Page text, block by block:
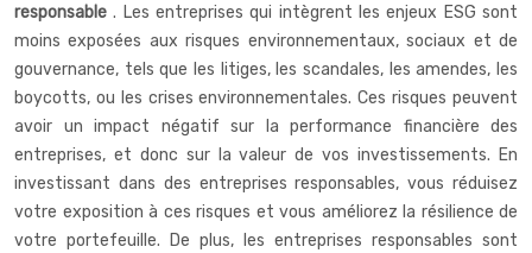
responsable. Les entreprises qui intègrent les enjeux ESG sont
moins exposées aux risques environnementaux, sociaux et de
gouvernance, tels que les litiges, les scandales, les amendes, les
boycotts, ou les crises environnementales. Ces risques peuvent
avoir un impact négatif sur la performance financière des
entreprises, et donc sur la valeur de vos investissements. En
investissant dans des entreprises responsables, vous réduisez
votre exposition à ces risques et vous améliorez la résilience de
votre portefeuille. De plus, les entreprises responsables sont